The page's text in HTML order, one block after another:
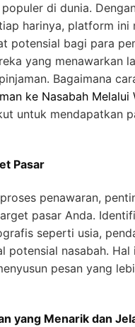
di dunia.
harinya, platform ini
potensial bagi para
yang menawarkan
Bagaimana
ke Nasabah Melalui
untuk mendapatkan
Pasar
penawaran,
pasar Anda.
seperti usia,
potensial nasabah. Hal
pesan yang
yang Menarik dan